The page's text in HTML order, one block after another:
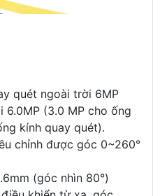
quét ngoài trời 6MP
6.0MP (3.0 MP cho ống
kính quay quét).
chỉnh được góc 0~260°
(góc nhìn 80°)